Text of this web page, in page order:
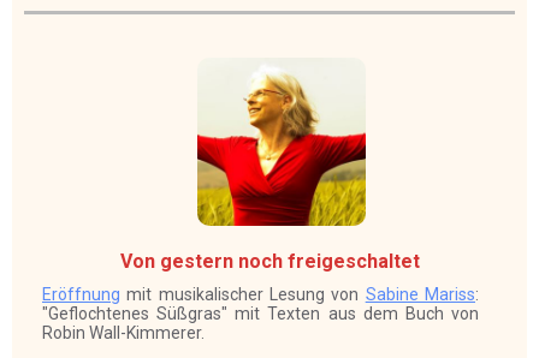
Von gestern noch freigeschaltet
Eröffnung mit musikalischer Lesung von Sabine Mariss:
"Geflochtenes Süßgras" mit Texten aus dem Buch von
Robin Wall-Kimmerer.